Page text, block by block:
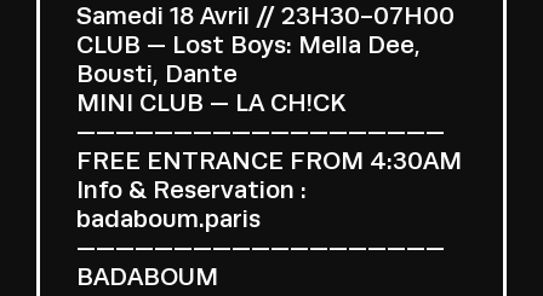
Samedi 18 Avril // 23H30-07H00
CLUB — Lost Boys: Mella Dee,
Bousti, Dante
MINI CLUB — LA CH!CK
———————————————————
FREE ENTRANCE FROM 4:30AM
Info & Reservation :
badaboum.paris
———————————————————
BADABOUM